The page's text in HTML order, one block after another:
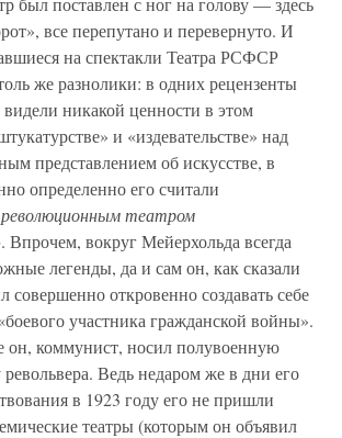
все перепутано и перевернуто. И
на спектакли Театра РСФСР
же разнолики: в одних рецензенты
никакой ценности в этом
и «издевательстве» над
представлением об искусстве, в
определенно его считали
театром
. Впрочем, вокруг Мейерхольда всегда
легенды, да и сам он, как сказали
совершенно откровенно создавать себе
участника гражданской войны».
он, коммунист, носил полувоенную
Ведь недаром же в дни его
в 1923 году его не пришли
театры (которым он объявил